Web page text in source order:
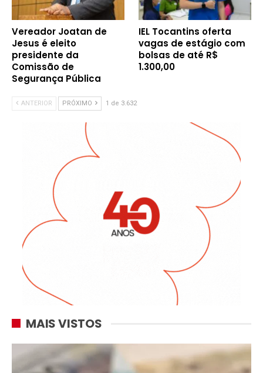
Vereador Joatan de
Jesus é eleito
presidente da
Comissão de
Segurança Pública
IEL Tocantins oferta
vagas de estágio com
bolsas de até R$
1.300,00
ANTERIOR PRÓXIMO 1 de 3.632
MAIS VISTOS